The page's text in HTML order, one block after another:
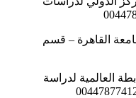
القاهرة – قسم
العالمية لدراسة